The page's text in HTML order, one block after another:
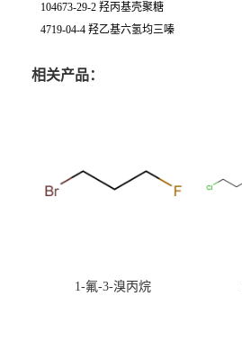
104673-29-2 羟丙基壳聚糖
4719-04-4 羟乙基六氢均三嗪
相关产品：
1-氟-3-溴丙烷